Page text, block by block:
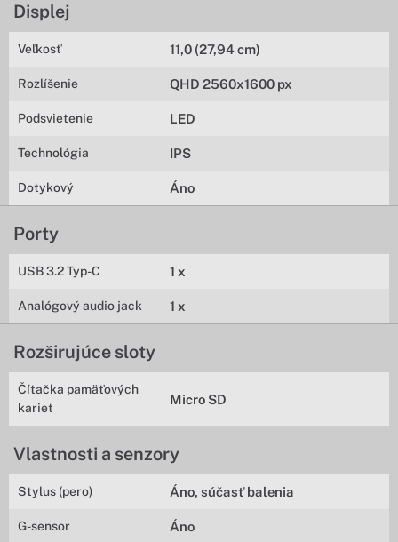
Displej
Veľkosť 11,0 (27,94 cm)
Rozlíšenie QHD 2560x1600 px
Podsvietenie LED
Technológia IPS
Dotykový Áno
Porty
USB 3.2 Typ-C 1 x
Analógový audio jack 1 x
Rozširujúce sloty
Čítačka pamäťových
kariet
Micro SD
Vlastnosti a senzory
Stylus (pero) Áno, súčasť balenia
G-sensor Áno